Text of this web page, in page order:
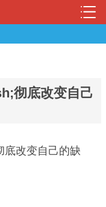
彻底改变自己
底改变自己的缺